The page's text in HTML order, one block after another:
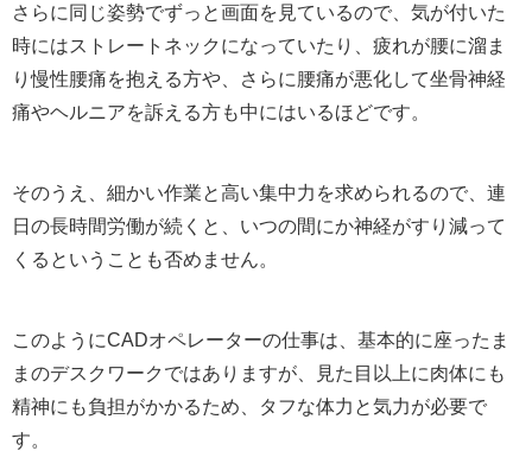
さらに同じ姿勢でずっと画面を見ているので、気が付いた
時にはストレートネックになっていたり、疲れが腰に溜ま
り慢性腰痛を抱える方や、さらに腰痛が悪化して坐骨神経
痛やヘルニアを訴える方も中にはいるほどです。
そのうえ、細かい作業と高い集中力を求められるので、連
日の長時間労働が続くと、いつの間にか神経がすり減って
くるということも否めません。
このようにCADオペレーターの仕事は、基本的に座ったま
まのデスクワークではありますが、見た目以上に肉体にも
精神にも負担がかかるため、タフな体力と気力が必要で
す。